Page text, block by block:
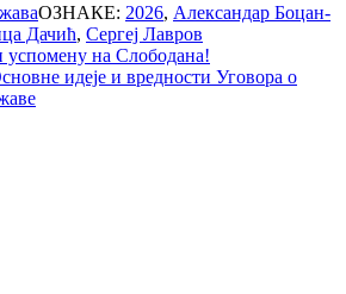
ОЗНАКЕ: 2026, Александар Боцан-
Дачић, Сергеј Лавров
успомену на Слободана!
идеје и вредности Уговора о